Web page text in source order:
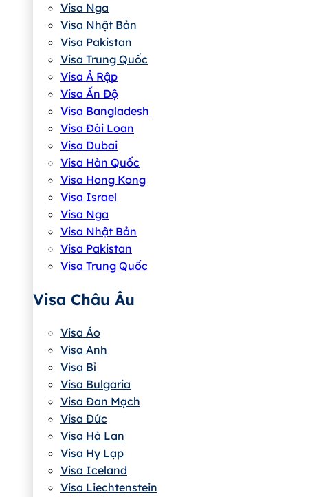
Visa Nga
Visa Nhật Bản
Visa Pakistan
Visa Trung Quốc
Visa Ả Rập
Visa Ấn Độ
Visa Bangladesh
Visa Đài Loan
Visa Dubai
Visa Hàn Quốc
Visa Hong Kong
Visa Israel
Visa Nga
Visa Nhật Bản
Visa Pakistan
Visa Trung Quốc
Visa Châu Âu
Visa Áo
Visa Anh
Visa Bỉ
Visa Bulgaria
Visa Đan Mạch
Visa Đức
Visa Hà Lan
Visa Hy Lạp
Visa Iceland
Visa Liechtenstein